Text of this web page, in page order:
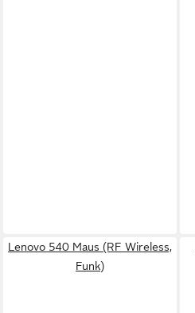
Lenovo 540 Maus (RF Wireless,
Funk)